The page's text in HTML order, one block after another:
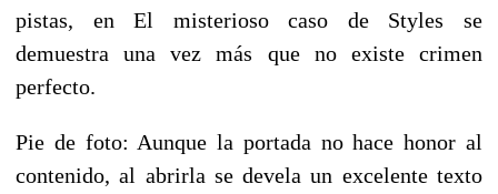
pistas, en El misterioso caso de Styles se
demuestra una vez más que no existe crimen
perfecto.
Pie de foto: Aunque la portada no hace honor al
contenido, al abrirla se devela un excelente texto